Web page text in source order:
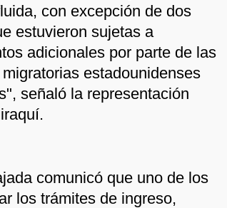
con excepción de dos
estuvieron sujetas a
adicionales por parte de las
estadounidenses
señaló la representación
comunicó que uno de los
los trámites de ingreso,